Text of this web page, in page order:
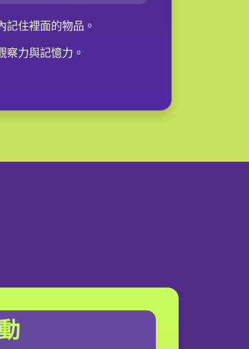
記住裡面的物品。
察力與記憶力。